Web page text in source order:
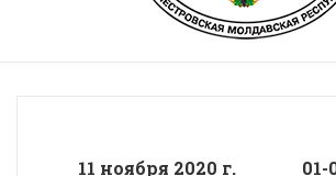
11 ноября 2020 г. 01-